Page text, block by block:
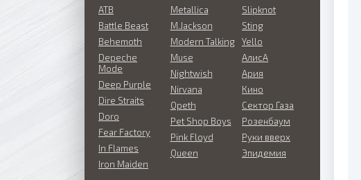
ATB
Battle Beast
Behemoth
Depeche
Mode
Deep Purple
Dire Straits
Doro
Fear Factory
In Flames
Iron Maiden
Metallica
M.Jackson
Modern Talking
Muse
Nightwish
Nirvana
Opeth
Pet Shop Boys
Pink Floyd
Queen
Slipknot
Sting
Yello
АлисА
Ария
Кино
Сектор Газа
Розенбаум
Руки вверх
Эпидемия